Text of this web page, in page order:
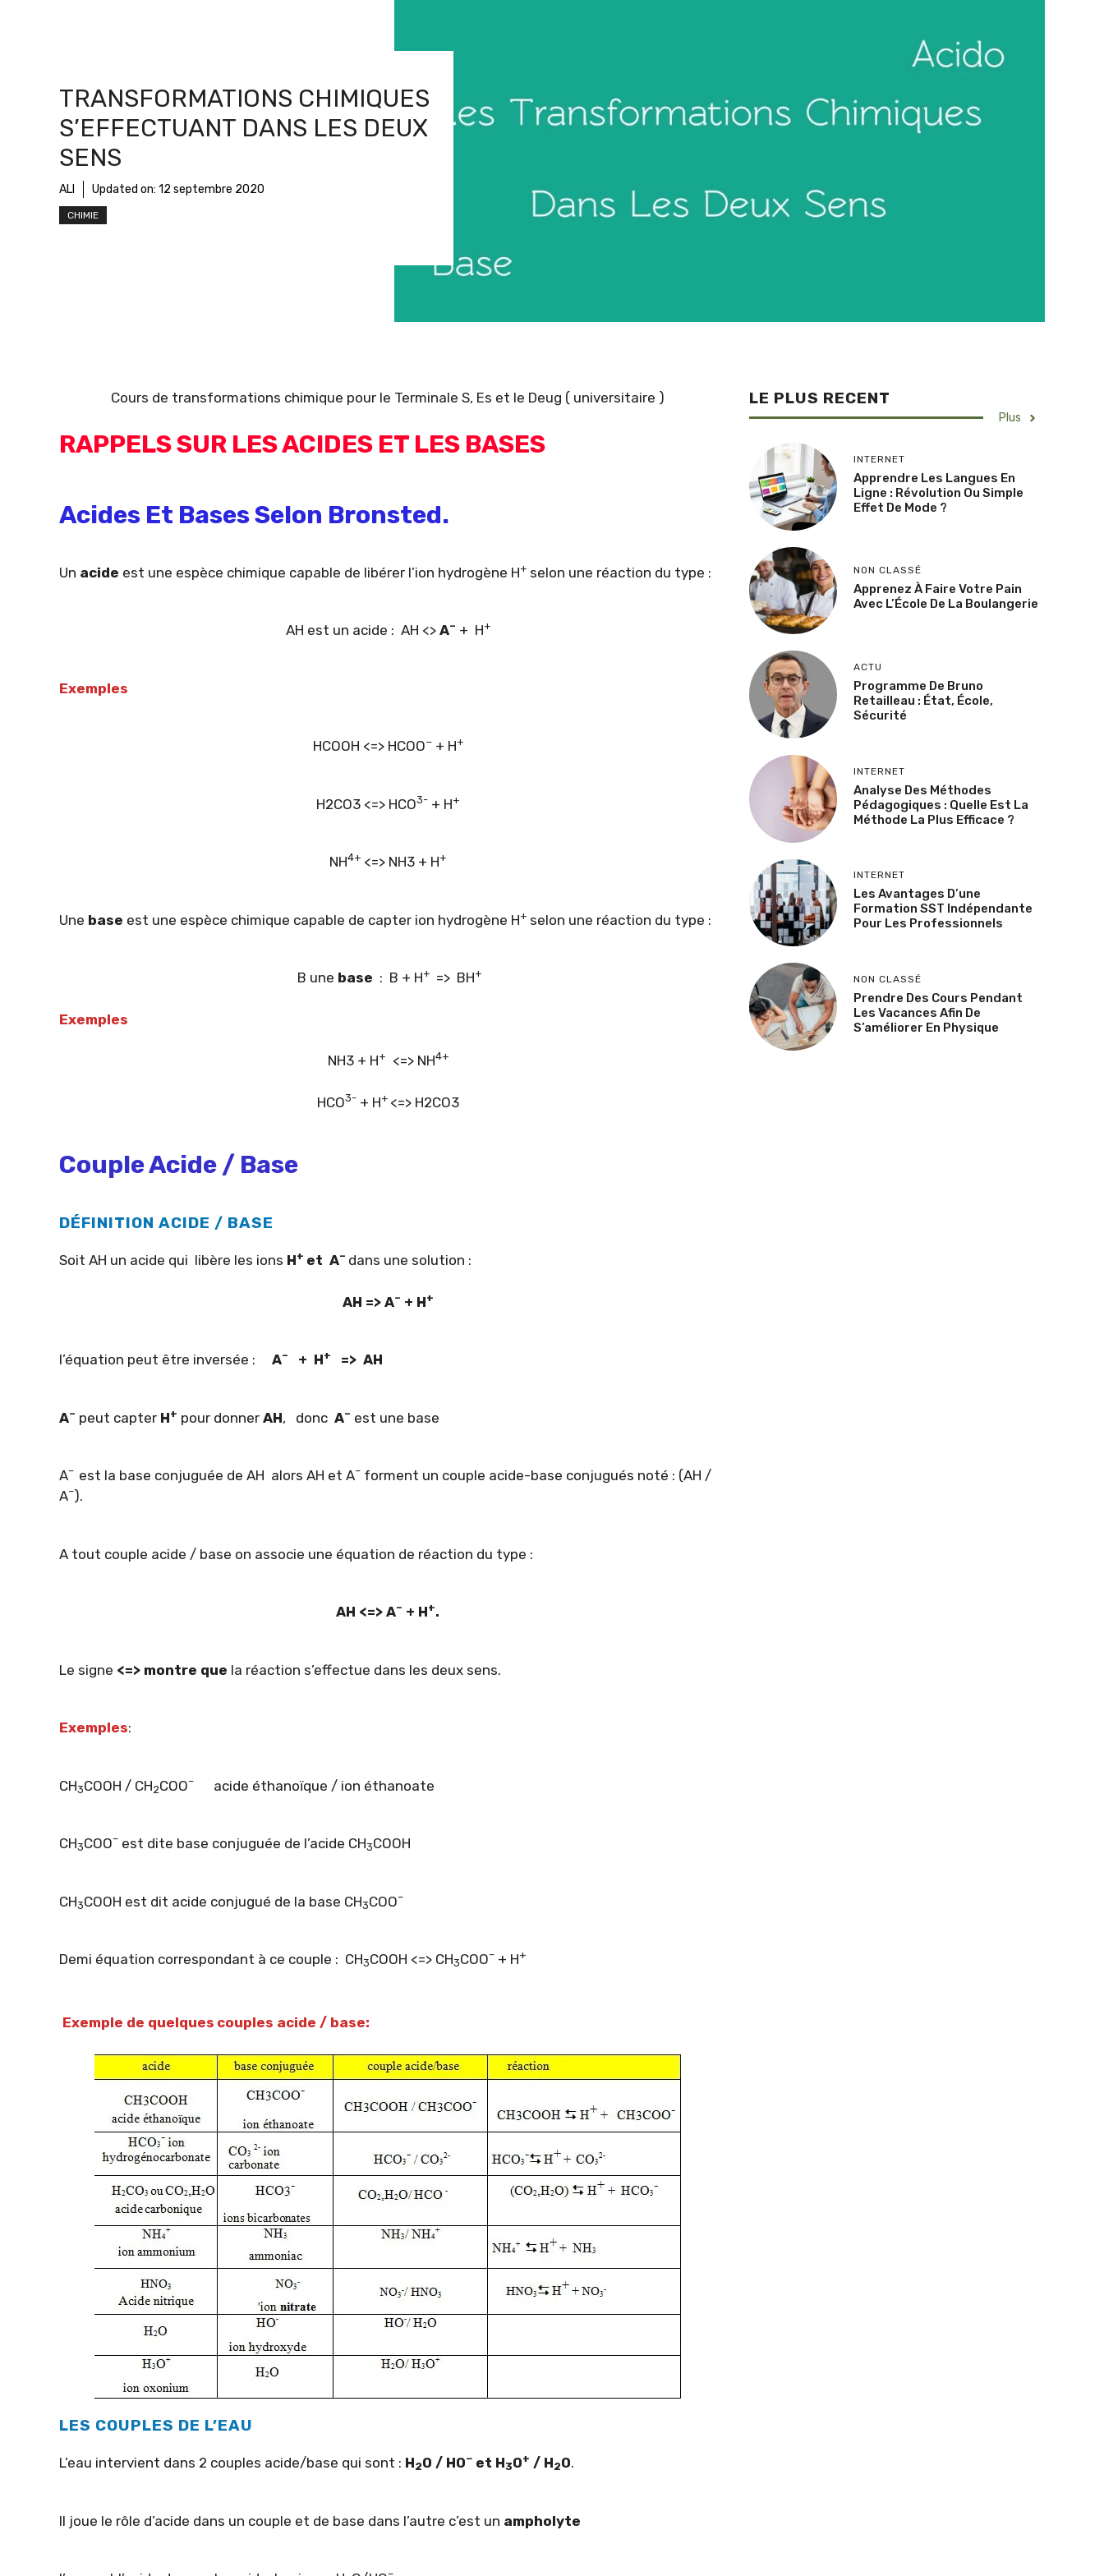
TRANSFORMATIONS CHIMIQUES
S’EFFECTUANT DANS LES DEUX
SENS
ALI Updated on: 12 septembre 2020
CHIMIE
Cours de transformations chimique pour le Terminale S, Es et le Deug ( universitaire )
RAPPELS SUR LES ACIDES ET LES BASES
Acides Et Bases Selon Bronsted.
Un acide est une espèce chimique capable de libérer l’ion hydrogène H+ selon une réaction du type :
AH est un acide : AH <> A– + H+
Exemples
HCOOH <=> HCOO−+ H+
H2CO3 <=> HCO3- + H+
NH4+ <=> NH3 + H+
Une base est une espèce chimique capable de capter ion hydrogène H+ selon une réaction du type :
B une base : B + H+ => BH+
Exemples
NH3 + H+ <=> NH4+
HCO3-+ H+ <=> H2CO3
Couple Acide / Base
DÉFINITION ACIDE / BASE
Soit AH un acide qui libère les ions H+ et A– dans une solution :
AH => A– + H+
l’équation peut être inversée : A– + H+ => AH
A– peut capter H+ pour donner AH, donc A– est une base
A– est la base conjuguée de AH alors AH et A– forment un couple acide-base conjugués noté : (AH /
A–).
A tout couple acide / base on associe une équation de réaction du type :
AH <=> A– + H+.
Le signe <=> montre que la réaction s’effectue dans les deux sens.
Exemples:
CH3COOH / CH2COO– acide éthanoïque / ion éthanoate
CH3COO– est dite base conjuguée de l’acide CH3COOH
CH3COOH est dit acide conjugué de la base CH3COO–
Demi équation correspondant à ce couple : CH3COOH <=> CH3COO– + H+
Exemple de quelques couples acide / base:
LES COUPLES DE L’EAU
L’eau intervient dans 2 couples acide/base qui sont : H2O / HO− et H3O+ / H2O.
Il joue le rôle d’acide dans un couple et de base dans l’autre c’est un ampholyte
LE PLUS RECENT
Plus
INTERNET
Apprendre Les Langues En
Ligne : Révolution Ou Simple
Effet De Mode ?
NON CLASSÉ
Apprenez À Faire Votre Pain
Avec L’École De La Boulangerie
ACTU
Programme De Bruno
Retailleau : État, École,
Sécurité
INTERNET
Analyse Des Méthodes
Pédagogiques : Quelle Est La
Méthode La Plus Efficace ?
INTERNET
Les Avantages D’une
Formation SST Indépendante
Pour Les Professionnels
NON CLASSÉ
Prendre Des Cours Pendant
Les Vacances Afin De
S’améliorer En Physique